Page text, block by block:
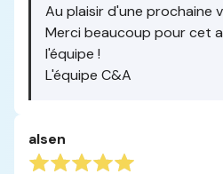
Au plaisir d'une prochaine
Merci beaucoup pour cet
l'équipe !
L'équipe C&A
alsen